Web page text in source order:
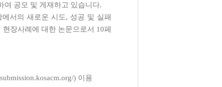
여 공모 및 게재하고 있습니다.
서의 새로운 시도, 성공 및 실패
장사례에 대한 논문으로서 10페
) 이용